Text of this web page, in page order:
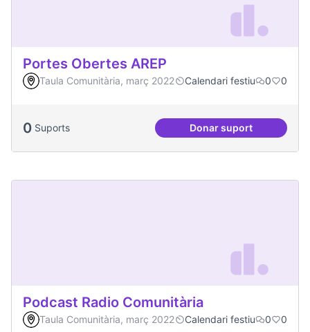
Portes Obertes AREP
Taula Comunitària, març 2022 Calendari festiu 0 0
0 Suports Donar suportPortes Obertes
Podcast Radio Comunitària
Taula Comunitària, març 2022 Calendari festiu 0 0